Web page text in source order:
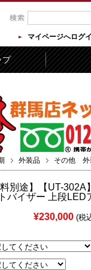
マイページへログ
プ
外装品 その他 外
別途】【UT-
イザー 上段LED
¥230,000 (税